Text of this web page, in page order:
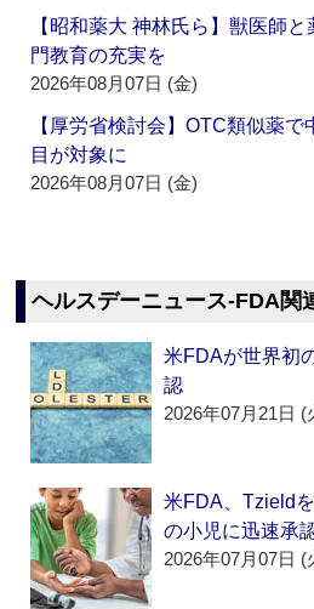
【昭和薬大 神林氏ら】獣医師
門教育の充実を
2026年08月07日 (金)
【厚労省検討会】OTC類似薬
目が対象に
2026年08月07日 (金)
ヘルスデーニュース‐FDA関
米FDAが世界初
認
2026年07月21日 (
米FDA、Tzield
の小児に迅速承
2026年07月07日 (